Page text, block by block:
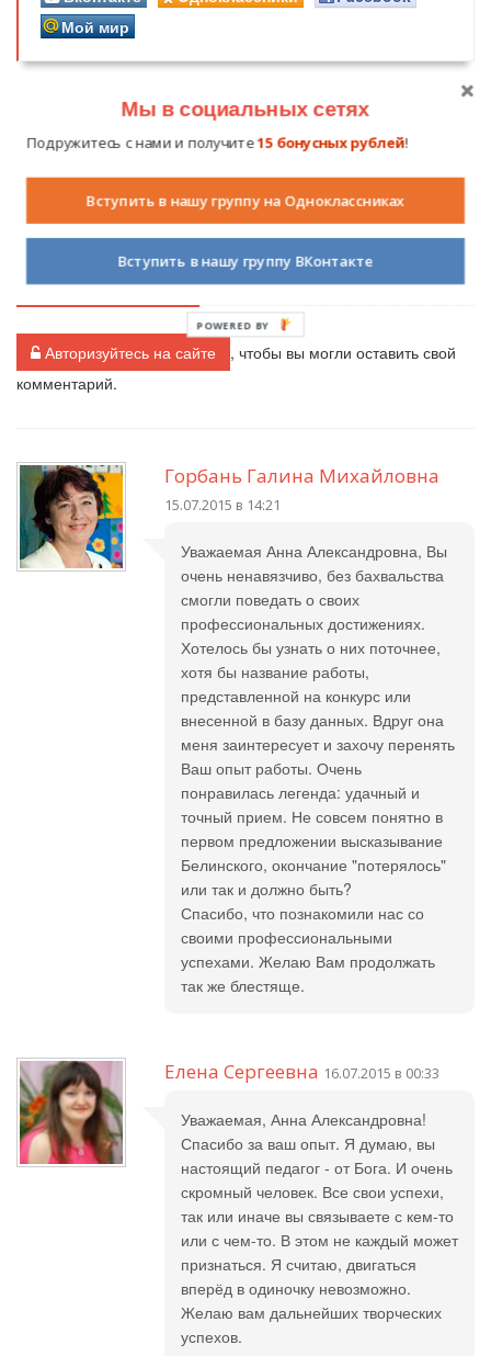
Мой мир
Комментарии (5)
Авторизуйтесь на сайте
, чтобы вы могли оставить свой
комментарий.
Горбань Галина Михайловна
15.07.2015 в 14:21
Уважаемая Анна Александровна, Вы
очень ненавязчиво, без бахвальства
смогли поведать о своих
профессиональных достижениях.
Хотелось бы узнать о них поточнее,
хотя бы название работы,
представленной на конкурс или
внесенной в базу данных. Вдруг она
меня заинтересует и захочу перенять
Ваш опыт работы. Очень
понравилась легенда: удачный и
точный прием. Не совсем понятно в
первом предложении высказывание
Белинского, окончание "потерялось"
или так и должно быть?
Спасибо, что познакомили нас со
своими профессиональными
успехами. Желаю Вам продолжать
так же блестяще.
Елена Сергеевна 16.07.2015 в 00:33
Уважаемая, Анна Александровна!
Спасибо за ваш опыт. Я думаю, вы
настоящий педагог - от Бога. И очень
скромный человек. Все свои успехи,
так или иначе вы связываете с кем-то
или с чем-то. В этом не каждый может
признаться. Я считаю, двигаться
вперёд в одиночку невозможно.
Желаю вам дальнейших творческих
успехов.
Мы в социальных сетях
Подружитесь с нами и получите15 бонусных рублей!
Вступить в нашу группу на Одноклассниках
Вступить в нашу группу ВКонтакте
POWERED BY